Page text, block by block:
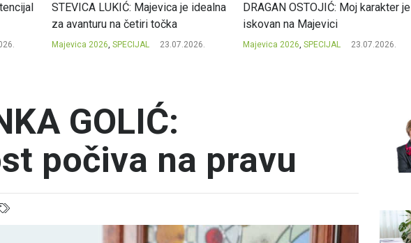
STEVICA LUKIĆ: Majevica je idealna
za avanturu na četiri točka
Majevica 2026, SPECIJAL 23.07.2026.
DRAGAN OSTOJIĆ: Moj karakter je
iskovan na Majevici
Majevica 2026, SPECIJAL 23.07.2026.
GOLIĆ:
počiva na pravu